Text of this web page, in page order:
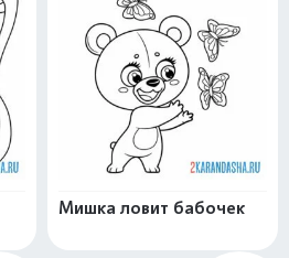
Мишка ловит бабочек